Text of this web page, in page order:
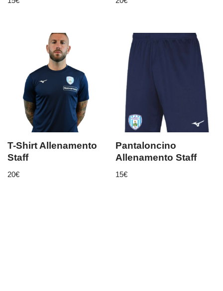
T-Shirt Allenamento
Staff
20€
Pantaloncino
Allenamento Staff
15€